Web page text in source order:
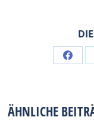
Share
ÄHNLICHE